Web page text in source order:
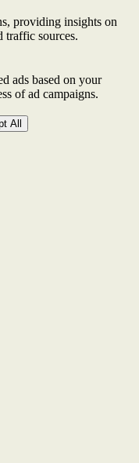
providing insights on
traffic sources.
ads based on your
of ad campaigns.
All